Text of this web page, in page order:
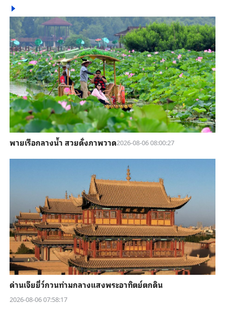
พายเรือกลางน้ำ สวยดั่งภาพวาด2026-08-06 08:00:27
ด่านเจียยี่ว์กวนท่ามกลางแสงพระอาทิตย์ตกดิน
2026-08-06 07:58:17